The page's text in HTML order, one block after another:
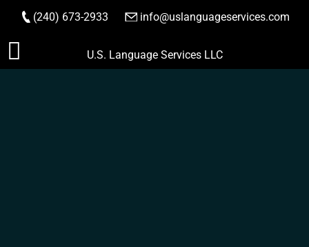
Saltar
(240) 673-2933 info@uslanguageservices.com
HACER PEDIDO
U.S. Language Services LLC